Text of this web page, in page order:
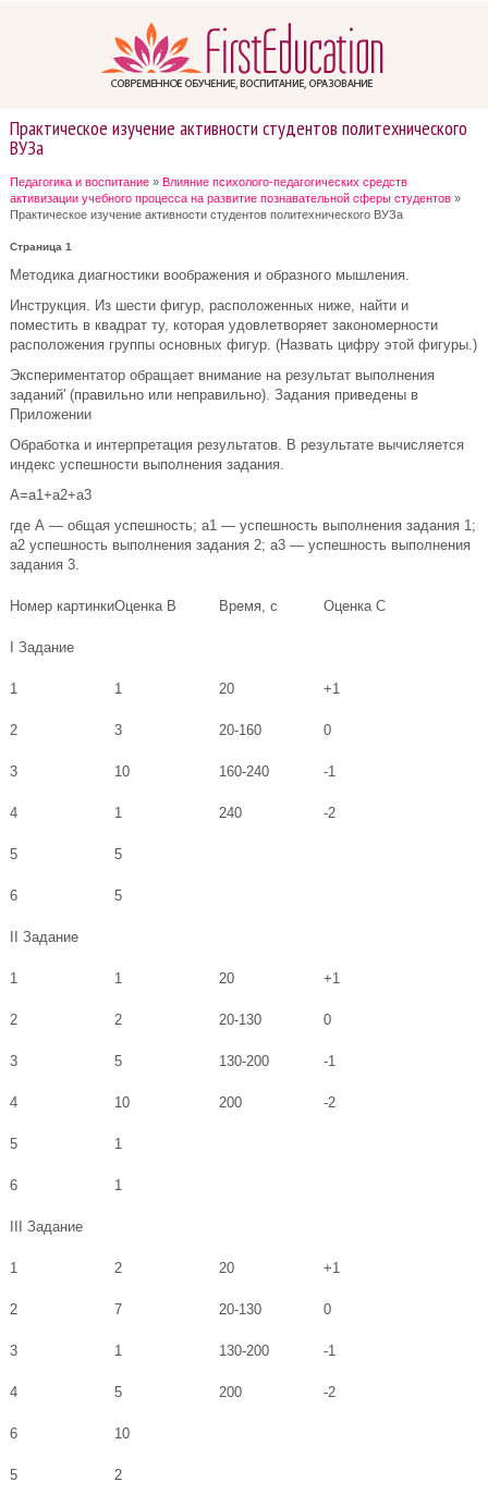
Практическое изучение активности студентов политехнического
ВУЗа
Педагогика и воспитание » Влияние психолого-педагогических средств
активизации учебного процесса на развитие познавательной сферы студентов »
Практическое изучение активности студентов политехнического ВУЗа
Страница 1
Методика диагностики воображения и образного мышления.
Инструкция. Из шести фигур, расположенных ниже, найти и
поместить в квадрат ту, которая удовлетворяет закономерности
расположения группы основных фигур. (Назвать цифру этой фигуры.)
Экспериментатор обращает внимание на результат выполнения
заданий' (правильно или неправильно). Задания приведены в
Приложении
Обработка и интерпретация результатов. В результате вычисляется
индекс успешности выполнения задания.
А=а1+а2+а3
где А — общая успешность; а1 — успешность выполнения задания 1;
a2 успешность выполнения задания 2; а3 — успешность выполнения
задания 3.
Номер картинкиОценка В Время, с Оценка С
I Задание
1 1 20 +1
2 3 20-160 0
3 10 160-240 -1
4 1 240 -2
5 5
6 5
II Задание
1 1 20 +1
2 2 20-130 0
3 5 130-200 -1
4 10 200 -2
5 1
6 1
III Задание
1 2 20 +1
2 7 20-130 0
3 1 130-200 -1
4 5 200 -2
6 10
5 2